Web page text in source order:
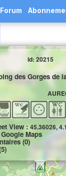
id: 20215
des Gorges de
View : 45.36026,
Maps
(0)